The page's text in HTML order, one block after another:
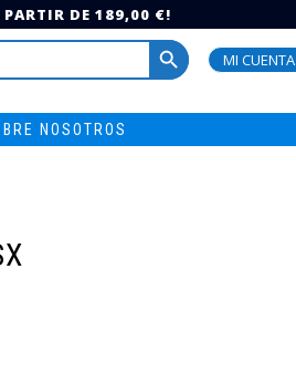
PARTIR DE 189,00 €!
Botón de búsqueda
MI CUENTA
NOSOTROS